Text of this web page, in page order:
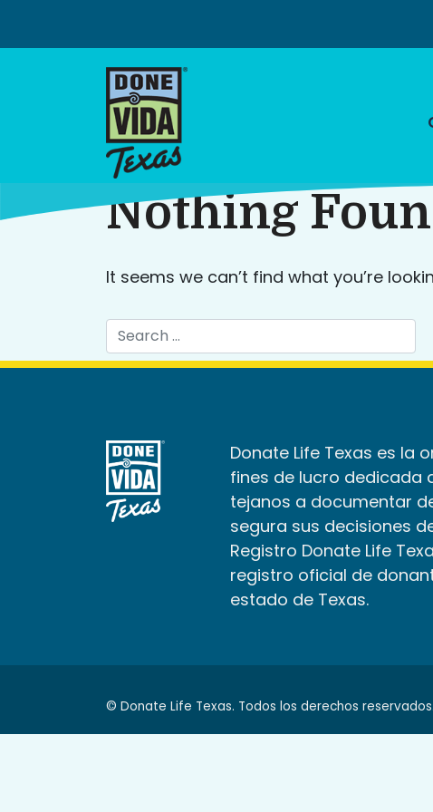
content
Nothing
It seems we can’t find what you’re
Donate Life Texas es la
fines de lucro dedicada
tejanos a documentar
segura sus decisiones
Registro Donate Life
registro oficial de
estado de Texas.
© Donate Life Texas. Todos los derechos reservados.